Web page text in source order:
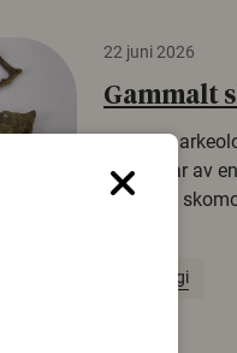
22 juni 2026
Gammalt
Det som
vara delar av
romerskt
Arkeologi